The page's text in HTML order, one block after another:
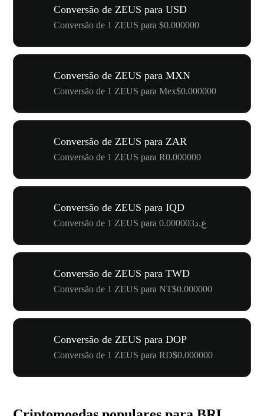
Conversão de ZEUS para USD
Conversão de 1 ZEUS para $0.000000
Conversão de ZEUS para MXN
Conversão de 1 ZEUS para Mex$0.000000
Conversão de ZEUS para ZAR
Conversão de 1 ZEUS para R0.000000
Conversão de ZEUS para IQD
Conversão de 1 ZEUS para ع.د0.000003
Conversão de ZEUS para TWD
Conversão de 1 ZEUS para NT$0.000000
Conversão de ZEUS para DOP
Conversão de 1 ZEUS para RD$0.000000